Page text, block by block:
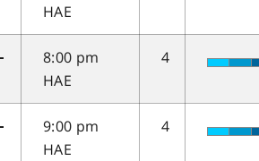
HAE
8:00 pm
HAE
4
9:00 pm
HAE
4